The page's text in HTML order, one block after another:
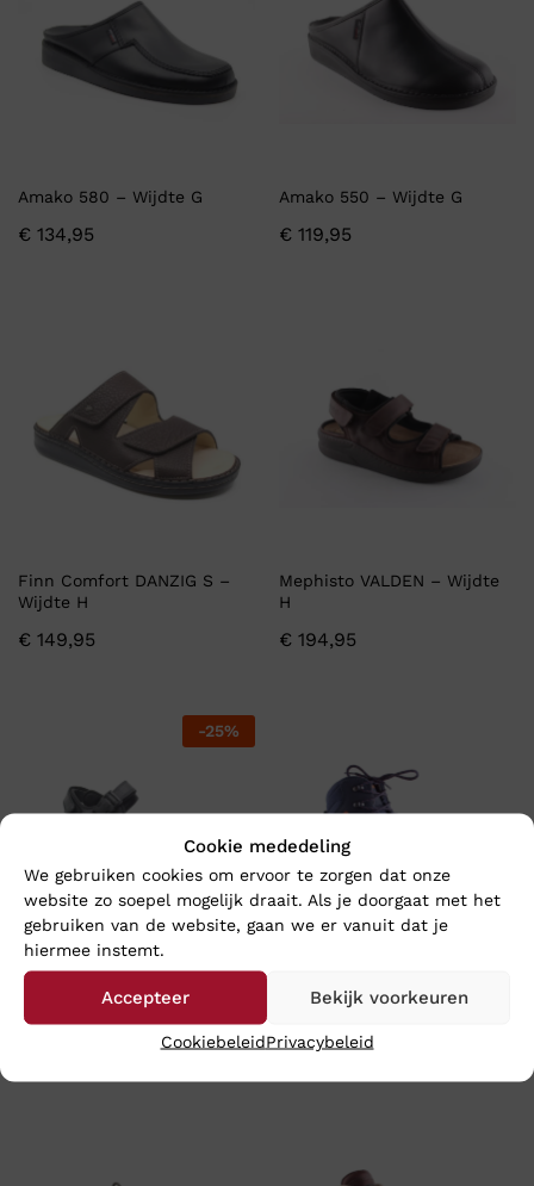
Cookie mededeling
We gebruiken cookies om ervoor te zorgen dat onze
website zo soepel mogelijk draait. Als je doorgaat met het
gebruiken van de website, gaan we er vanuit dat je
hiermee instemt.
Accepteer Bekijk voorkeuren
CookiebeleidPrivacybeleid
Amako 580 – Wijdte G
€ 134,95
Amako 550 – Wijdte G
€ 119,95
Finn Comfort DANZIG S –
Wijdte H
€ 149,95
Mephisto VALDEN – Wijdte
H
€ 194,95
-25%
€142,46 €189,95
Wijdte G
€219,95